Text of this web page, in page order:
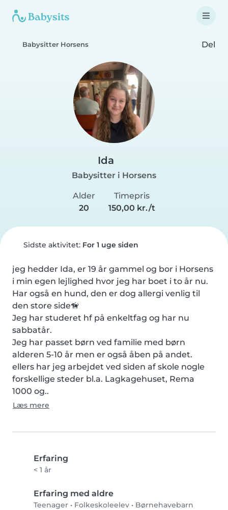
Babysitter Horsens Del
Ida
Babysitter i Horsens
Alder
20
Timepris
150,00 kr./t
Sidste aktivitet: For 1 uge siden
jeg hedder Ida, er 19 år gammel og bor i Horsens
i min egen lejlighed hvor jeg har boet i to år nu.
Har også en hund, den er dog allergi venlig til
den store side🦮
Jeg har studeret hf på enkeltfag og har nu
sabbatår.
Jeg har passet børn ved familie med børn
alderen 5-10 år men er også åben på andet.
ellers har jeg arbejdet ved siden af skole nogle
forskellige steder bl.a. Lagkagehuset, Rema
1000 og..
Læs mere
Erfaring
< 1 år
Erfaring med aldre
Teenager • Folkeskoleelev • Børnehavebarn